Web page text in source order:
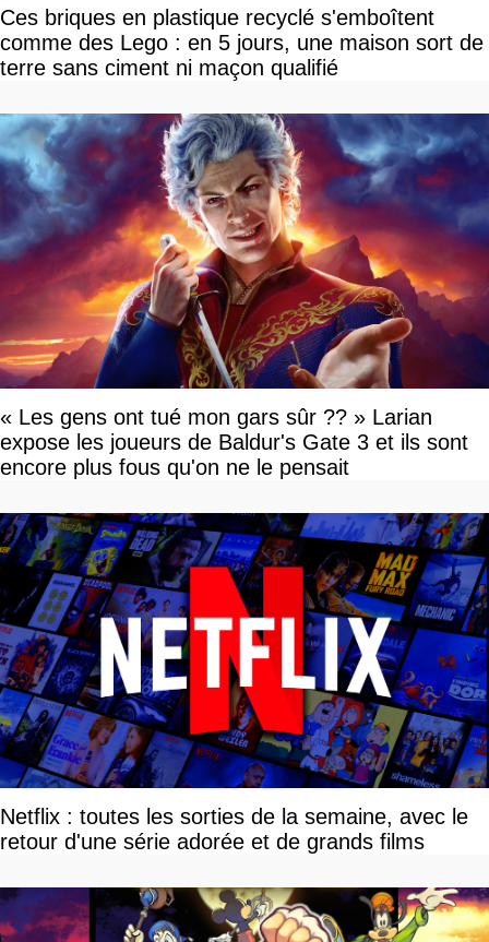
Ces briques en plastique recyclé s'emboîtent
comme des Lego : en 5 jours, une maison sort de
terre sans ciment ni maçon qualifié
« Les gens ont tué mon gars sûr ?? » Larian
expose les joueurs de Baldur's Gate 3 et ils sont
encore plus fous qu'on ne le pensait
Netflix : toutes les sorties de la semaine, avec le
retour d'une série adorée et de grands films